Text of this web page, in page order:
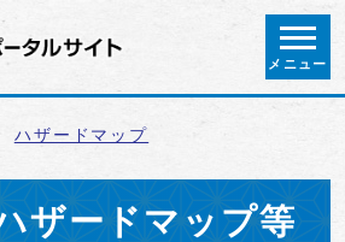
メニュー
ハザードマップ
ザードマップ等